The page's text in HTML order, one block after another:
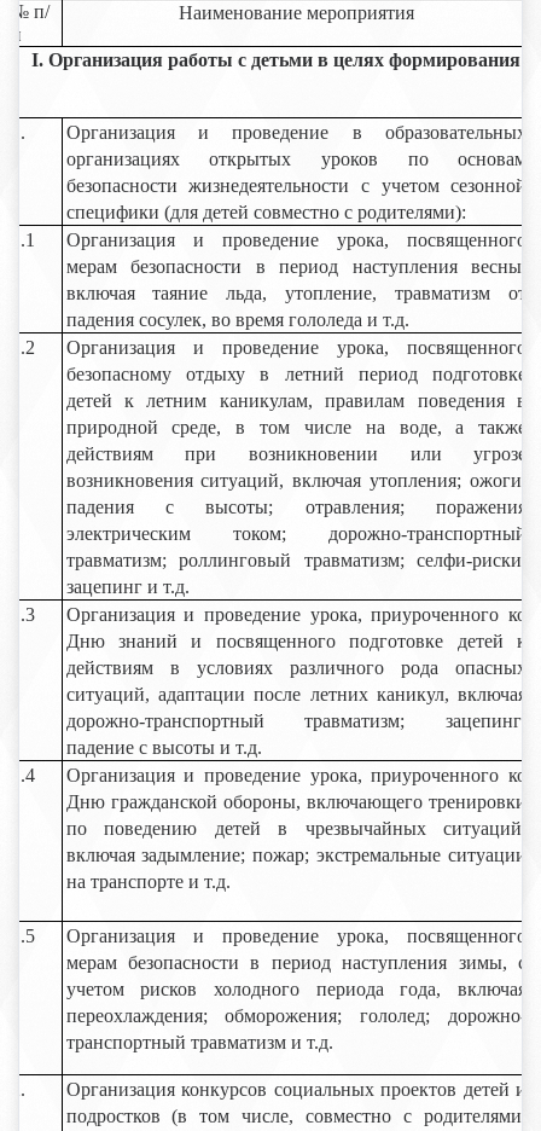
№ п/
п
Наименование мероприятия
I. Организация работы с детьми в целях формирования
1.
Организация и проведение в образовательных
организациях открытых уроков по основам
безопасности жизнедеятельности с учетом сезонной
специфики (для детей совместно с родителями):
1.1
Организация и проведение урока, посвященного
мерам безопасности в период наступления весны,
включая таяние льда, утопление, травматизм от
падения сосулек, во время гололеда и т.д.
1.2
Организация и проведение урока, посвященного
безопасному отдыху в летний период подготовке
детей к летним каникулам, правилам поведения в
природной среде, в том числе на воде, а также
действиям при возникновении или угрозе
возникновения ситуаций, включая утопления; ожоги;
падения с высоты; отравления; поражения
электрическим током; дорожно-транспортный
травматизм; роллинговый травматизм; селфи-риски;
зацепинг и т.д.
1.3
Организация и проведение урока, приуроченного ко
Дню знаний и посвященного подготовке детей к
действиям в условиях различного рода опасных
ситуаций, адаптации после летних каникул, включая
дорожно-транспортный травматизм; зацепинг;
падение с высоты и т.д.
1.4
Организация и проведение урока, приуроченного ко
Дню гражданской обороны, включающего тренировки
по поведению детей в чрезвычайных ситуаций,
включая задымление; пожар; экстремальные ситуации
на транспорте и т.д.
1.5
Организация и проведение урока, посвященного
мерам безопасности в период наступления зимы, с
учетом рисков холодного периода года, включая
переохлаждения; обморожения; гололед; дорожно-
транспортный травматизм и т.д.
2.
Организация конкурсов социальных проектов детей и
подростков (в том числе, совместно с родителями,